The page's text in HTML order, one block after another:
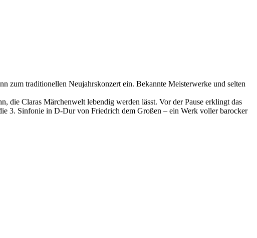
zum traditionellen Neujahrskonzert ein. Bekannte Meisterwerke und selten
die Claras Märchenwelt lebendig werden lässt. Vor der Pause erklingt das
3. Sinfonie in D-Dur von Friedrich dem Großen – ein Werk voller barocker